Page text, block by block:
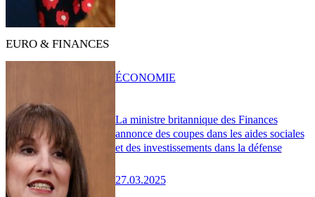
EURO & FINANCES
La ministre britannique des Finances
annonce des coupes dans les aides sociales
et des investissements dans la défense
27.03.2025
ÉCONOMIE